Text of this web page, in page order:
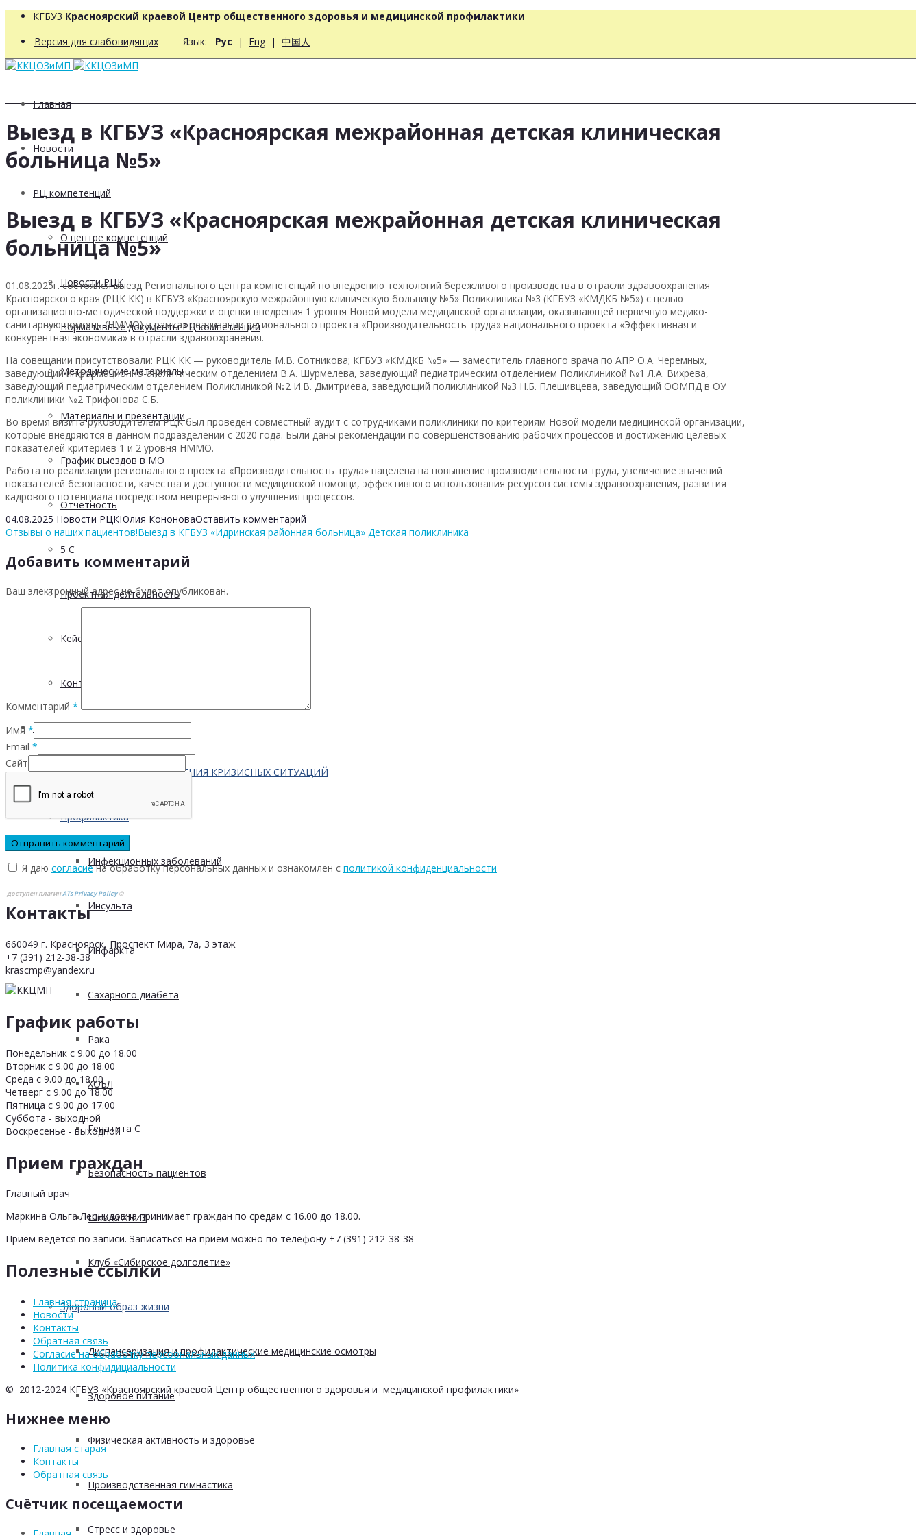
КГБУЗ Красноярский краевой Центр общественного здоровья и медицинской профилактики
Версия для слабовидящих Язык: Рус | Eng | 中国人
Главная
Новости
РЦ компетенций
О центре компетенций
Новости РЦК
Нормативные документы РЦ компетенций
Методические материалы
Материалы и презентации
График выездов в МО
Отчетность
5 С
Проектная деятельность
Кейсы
Контактная информация
Населению
ПО ВОПРОСАМ ПРЕОДОЛЕНИЯ КРИЗИСНЫХ СИТУАЦИЙ
Профилактика
Инфекционных заболеваний
Инсульта
Инфаркта
Сахарного диабета
Рака
ХОБЛ
Гепатита С
Безопасность пациентов
Школа ХНИЗ
Клуб «Сибирское долголетие»
Здоровый образ жизни
Диспансеризация и профилактические медицинские осмотры
Здоровое питание
Физическая активность и здоровье
Производственная гимнастика
Стресс и здоровье
Выезд в КГБУЗ «Красноярская межрайонная детская клиническая
больница №5»
Выезд в КГБУЗ «Красноярская межрайонная детская клиническая
больница №5»
01.08.2025г. состоялся выезд Регионального центра компетенций по внедрению технологий бережливого производства в отрасли здравоохранения
Красноярского края (РЦК КК) в КГБУЗ «Красноярскую межрайонную клиническую больницу №5» Поликлиника №3 (КГБУЗ «КМДКБ №5») с целью
организационно-методической поддержки и оценки внедрения 1 уровня Новой модели медицинской организации, оказывающей первичную медико-
санитарную помощь (НММО) в рамках реализации регионального проекта «Производительность труда» национального проекта «Эффективная и
конкурентная экономика» в отрасли здравоохранения.
На совещании присутствовали: РЦК КК — руководитель М.В. Сотникова; КГБУЗ «КМДКБ №5» — заместитель главного врача по АПР О.А. Черемных,
заведующий информационно-аналитическим отделением В.А. Шурмелева, заведующий педиатрическим отделением Поликлиникой №1 Л.А. Вихрева,
заведующий педиатрическим отделением Поликлиникой №2 И.В. Дмитриева, заведующий поликлиникой №3 Н.Б. Плешивцева, заведующий ООМПД в ОУ
поликлиники №2 Трифонова С.Б.
Во время визита руководителем РЦК был проведён совместный аудит с сотрудниками поликлиники по критериям Новой модели медицинской организации,
которые внедряются в данном подразделении с 2020 года. Были даны рекомендации по совершенствованию рабочих процессов и достижению целевых
показателей критериев 1 и 2 уровня НММО.
Работа по реализации регионального проекта «Производительность труда» нацелена на повышение производительности труда, увеличение значений
показателей безопасности, качества и доступности медицинской помощи, эффективного использования ресурсов системы здравоохранения, развития
кадрового потенциала посредством непрерывного улучшения процессов.
04.08.2025 Новости РЦКЮлия КононоваОставить комментарий
Отзывы о наших пациентов!Выезд в КГБУЗ «Идринская районная больница» Детская поликлиника
Добавить комментарий
Ваш электронный адрес не будет опубликован.
Комментарий *
Имя *
Email *
Сайт
Я даю согласиена обработку персональных данных и ознакомлен с политикой конфиденциальности
доступен плагинATs Privacy Policy©
Контакты
660049 г. Красноярск, Проспект Мира, 7а, 3 этаж
+7 (391) 212-38-38
krascmp@yandex.ru
График работы
Понедельник с 9.00 до 18.00
Вторник с 9.00 до 18.00
Среда с 9.00 до 18.00
Четверг с 9.00 до 18.00
Пятница с 9.00 до 17.00
Суббота - выходной
Воскресенье - выходной
Прием граждан
Главный врач
Маркина Ольга Леонидовна принимает граждан по средам с 16.00 до 18.00.
Прием ведется по записи. Записаться на прием можно по телефону +7 (391) 212-38-38
Полезные ссылки
Главная страница
Новости
Контакты
Обратная связь
Согласие на обработку персоональных данных
Политика конфидициальности
© 2012-2024 КГБУЗ «Красноярский краевой Центр общественного здоровья и медицинской профилактики»
Нижнее меню
Главная старая
Контакты
Обратная связь
Счётчик посещаемости